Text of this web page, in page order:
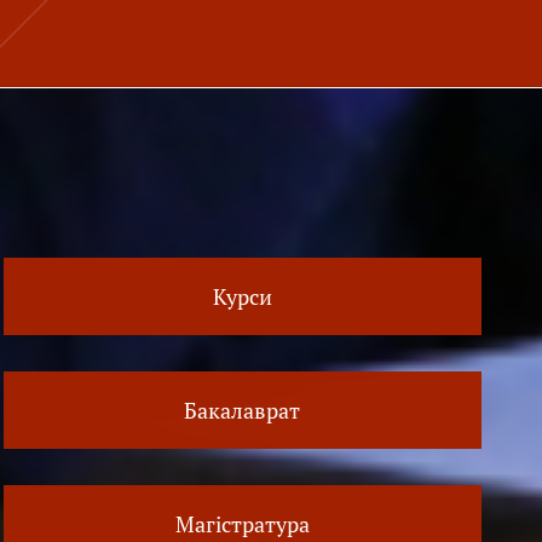
Курси
Бакалаврат
Магістратура